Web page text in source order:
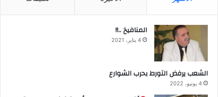
المنافيخ ..!!
4 يناير، 2021
الشعب يرفض التورط بحرب الشوارع
4 يونيو، 2022